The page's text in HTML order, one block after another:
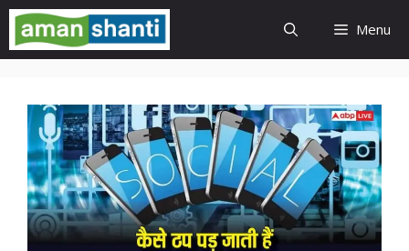
Skip
content
Menu